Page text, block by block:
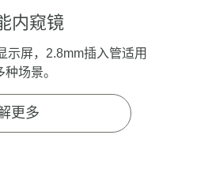
内窥镜
示屏，2.8mm插入管适用
种场景。
更多